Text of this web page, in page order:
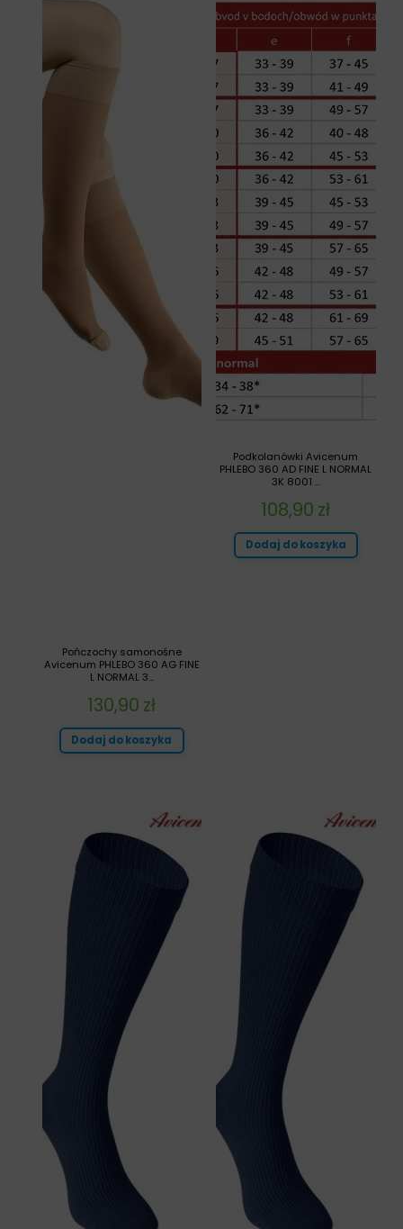
Podkolanówki Avicenum
PHLEBO 360 AD FINE L NORMAL
3K 8001 ...
108,90 zł
Dodaj do koszyka
Pończochy samonośne
Avicenum PHLEBO 360 AG FINE
L NORMAL 3...
130,90 zł
Dodaj do koszyka